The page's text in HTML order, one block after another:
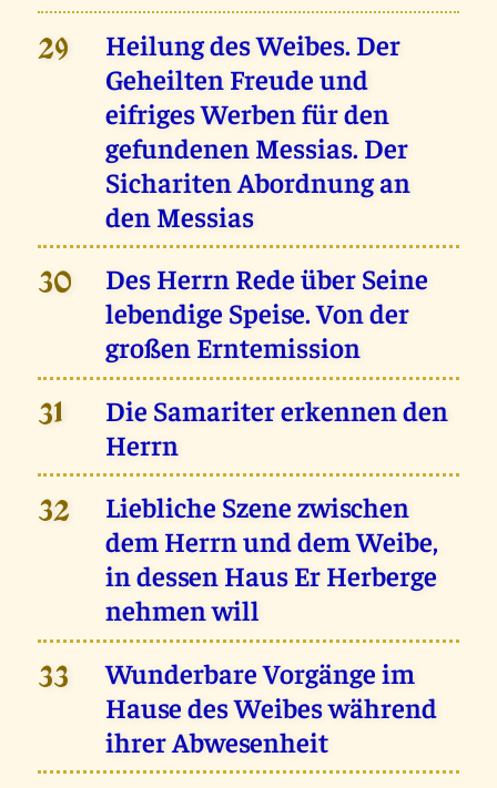
29
Heilung des Weibes. Der
Geheilten Freude und
eifriges Werben für den
gefundenen Messias. Der
Sichariten Abordnung an
den Messias
30
Des Herrn Rede über Seine
lebendige Speise. Von der
großen Erntemission
31
Die Samariter erkennen den
Herrn
32
Liebliche Szene zwischen
dem Herrn und dem Weibe,
in dessen Haus Er Herberge
nehmen will
33
Wunderbare Vorgänge im
Hause des Weibes während
ihrer Abwesenheit